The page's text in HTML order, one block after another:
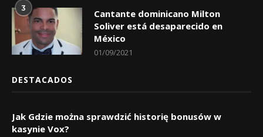
3
Cantante dominicano Milton
Soliver está desaparecido en
México
01/09/2021
DESTACADOS
Jak Gdzie można sprawdzić historię bonusów w
kasynie Vox?